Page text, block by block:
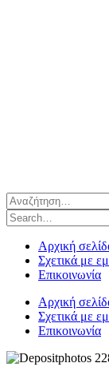
Αρχική
Σχετικά με
Επικοινωνία
Αρχική
Σχετικά με
Επικοινωνία